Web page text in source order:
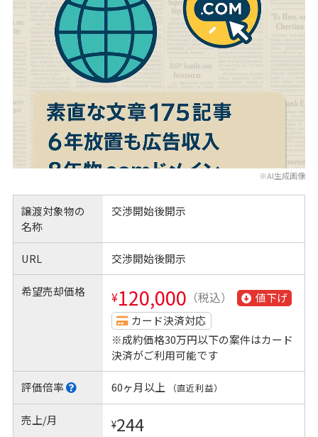
※AI生成画像
譲渡対象物の
名称
交渉開始後開示
URL 交渉開始後開示
希望売却価格 ¥120,000 （税込）
値下げ
カード決済対応
※成約価格30万円以下の案件はカード
決済がご利用可能です
評価倍率 60ヶ月以上 （直近利益）
売上/月 ¥244